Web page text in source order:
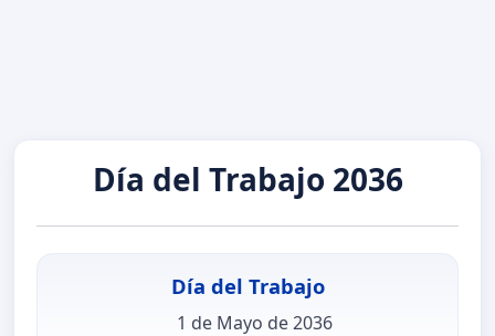
Día del Trabajo 2036
Día del Trabajo
1 de Mayo de 2036